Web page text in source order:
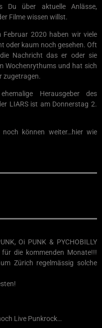
Du über aktuelle Anlässe,
Filme wissen willst.
Februar 2020 haben wir viele
oder kaum noch gesehen. Oft
Nachricht das er oder sie
Wochenrythums und hat sich
zugetragen.
Herausgeber des
LIARS ist am Donnerstag 2.
können weiter…hier wie
Oi PUNK & PYCHOBILLY
die kommenden Monate!!!
Zürich regelmässig solche
Live Punkrock…